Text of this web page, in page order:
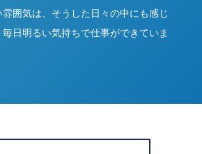
囲気は、そうした日々の中にも感じ
日明るい気持ちで仕事ができていま